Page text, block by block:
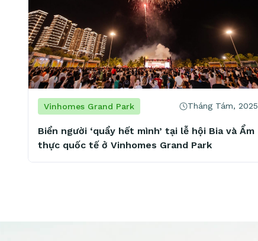
Vinhomes Grand Park Tháng Tám, 2025
Biển người ‘quẩy hết mình’ tại lễ hội Bia và Ẩm
thực quốc tế ở Vinhomes Grand Park